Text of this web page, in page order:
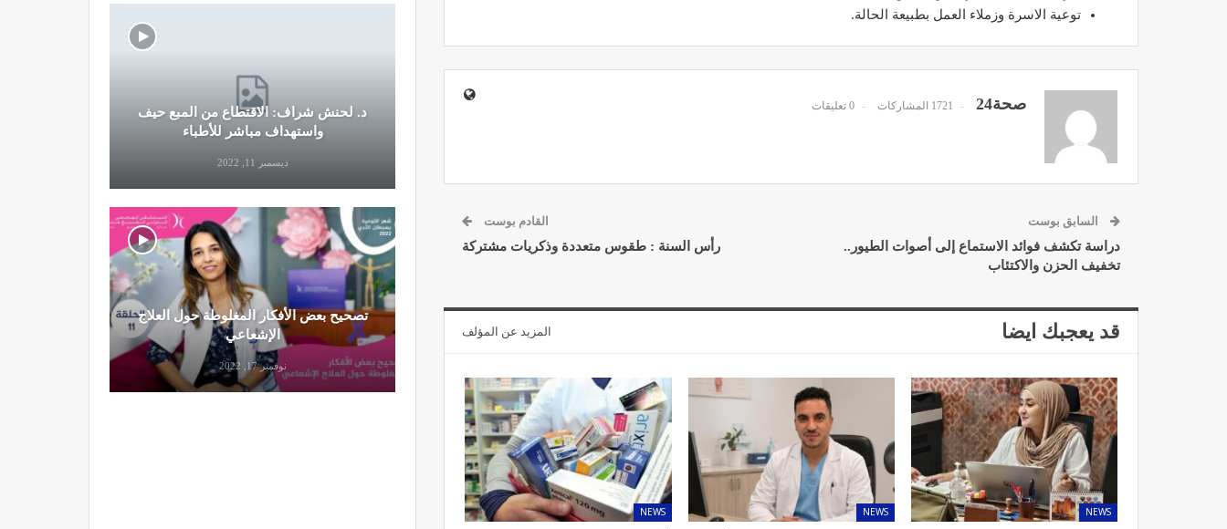
توعية الاسرة وزملاء العمل بطبيعة الحالة.
صحة24 1721 المشاركات 0 تعليقات
السابق بوست
دراسة تكشف فوائد الاستماع إلى أصوات الطيور..
تخفيف الحزن والاكتئاب
القادم بوست
رأس السنة : طقوس متعددة وذكريات مشتركة
قد يعجبك ايضا المزيد عن المؤلف
NEWS
NEWS
NEWS
د. لحنش شراف: الاقتطاع من المبع حيف
تصحيح بعض الأفكار المغلوطة حول العلاج
تحذير من تناول المحليات الصناعية.. ترفع
شعور القلق
مصحة الجامعة بأكادير.. منشأة طبيـة بمعايير
د. لحنش شراف: الاقتطاع من المبع حيف
واستهداف مباشر للأطباء
ديسمبر 11, 2022
تصحيح بعض الأفكار المغلوطة حول العلاج
الإشعاعي
نوفمبر 17, 2022